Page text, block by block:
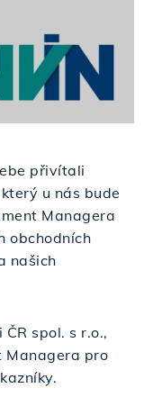
přivítali
u nás bude
Managera
obchodních
našich
spol. s r.o.,
Managera pro